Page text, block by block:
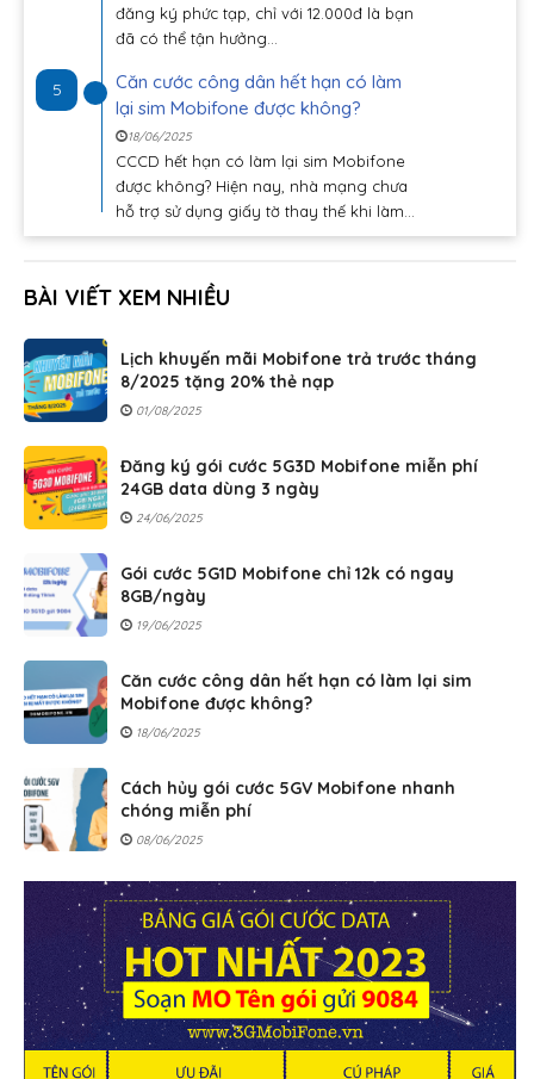
đăng ký phức tạp, chỉ với 12.000đ là bạn
đã có thể tận hưởng...
5
Căn cước công dân hết hạn có làm
lại sim Mobifone được không?
18/06/2025
CCCD hết hạn có làm lại sim Mobifone
được không? Hiện nay, nhà mạng chưa
hỗ trợ sử dụng giấy tờ thay thế khi làm...
BÀI VIẾT XEM NHIỀU
Lịch khuyến mãi Mobifone trả trước tháng
8/2025 tặng 20% thẻ nạp
01/08/2025
Đăng ký gói cước 5G3D Mobifone miễn phí
24GB data dùng 3 ngày
24/06/2025
Gói cước 5G1D Mobifone chỉ 12k có ngay
8GB/ngày
19/06/2025
Căn cước công dân hết hạn có làm lại sim
Mobifone được không?
18/06/2025
Cách hủy gói cước 5GV Mobifone nhanh
chóng miễn phí
08/06/2025